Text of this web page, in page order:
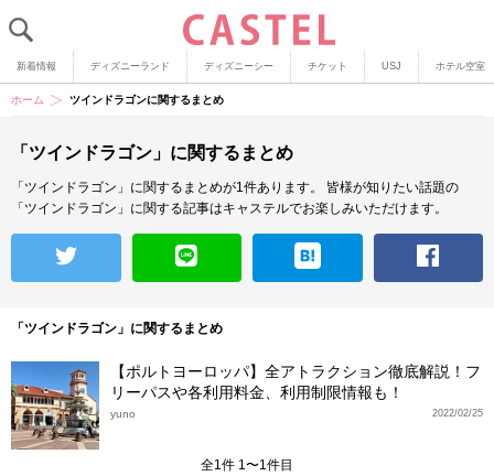
新着情報 ディズニーランド ディズニーシー チケット USJ ホテル空室
ホーム ツインドラゴンに関するまとめ
「ツインドラゴン」に関するまとめ
「ツインドラゴン」に関するまとめが1件あります。
皆様が知りたい話題の
「ツインドラゴン」に関する記事はキャステルでお楽しみいただけます。
「ツインドラゴン」に関するまとめ
【ポルトヨーロッパ】全アトラクション徹底解説！フ
リーパスや各利用料金、利用制限情報も！
2022/02/25
yuno
全1件 1〜1件目